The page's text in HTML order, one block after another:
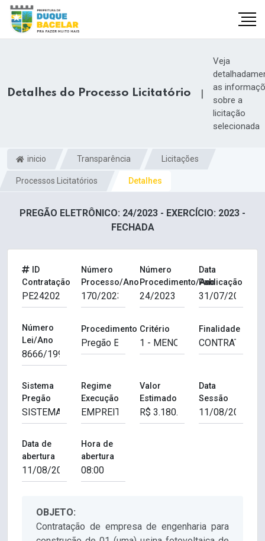
Detalhes do Processo Licitatório |
Veja
as
sobre a
licitação
selecionada
inicio Transparência Licitações
Processos Licitatórios Detalhes
PREGÃO ELETRÔNICO: 24/2023 - EXERCÍCIO: 2023 -
FECHADA
ID
Contratação
Número
Processo/Ano
Número
Procedimento/Ano
Data
Publicação
Número
Lei/Ano
Procedimento Critério Finalidade
Sistema
Pregão
Regime
Execução
Valor
Estimado
Data
Sessão
Data de
abertura
Hora de
abertura
OBJETO:
Contratação de empresa de engenharia para